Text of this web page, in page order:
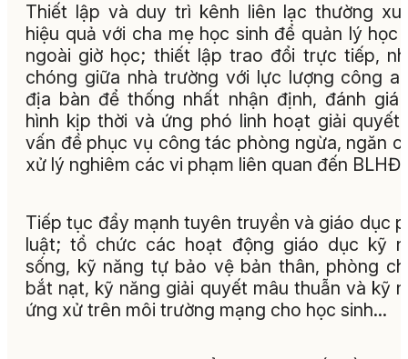
Thiết lập và duy trì kênh liên lạc thường
hiệu quả với cha mẹ học sinh để quản lý học
ngoài giờ học; thiết lập trao đổi trực tiếp,
chóng giữa nhà trường với lực lượng công
địa bàn để thống nhất nhận định, đánh giá
hình kịp thời và ứng phó linh hoạt giải quyết
vấn đề phục vụ công tác phòng ngừa, ngăn
xử lý nghiêm các vi phạm liên quan đến BLHĐ.
Tiếp tục đẩy mạnh tuyên truyền và giáo dục
luật; tổ chức các hoạt động giáo dục kỹ
sống, kỹ năng tự bảo vệ bản thân, phòng
bắt nạt, kỹ năng giải quyết mâu thuẫn và kỹ
ứng xử trên môi trường mạng cho học sinh…